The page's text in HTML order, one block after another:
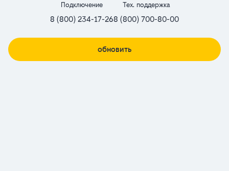
Подключение
8 (800) 234-17-26
Тех. поддержка
8 (800) 700-80-00
обновить